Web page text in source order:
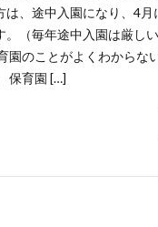
は、途中入園になり、4
。（毎年途中入園は厳し
園のことがよくわからな
保育園 […]